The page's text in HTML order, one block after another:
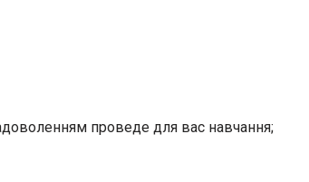
проведе для вас навчання;